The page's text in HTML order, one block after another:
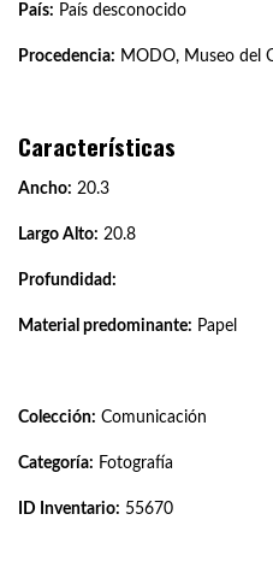
País: País desconocido
Procedencia: MODO, Museo del
Características
Ancho: 20.3
Largo Alto: 20.8
Profundidad:
Material predominante: Papel
Colección: Comunicación
Categoría: Fotografía
ID Inventario: 55670